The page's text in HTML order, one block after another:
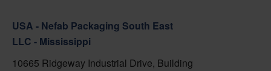
USA - Nefab Packaging South East
LLC - Mississippi
10665 Ridgeway Industrial Drive, Building